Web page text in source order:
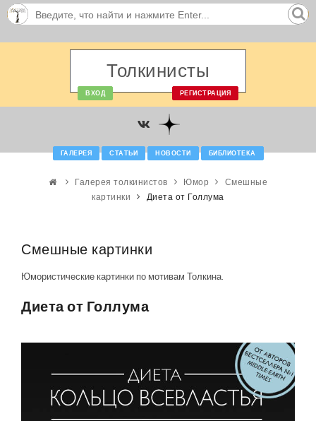
Толкинисты
ВХОД РЕГИСТРАЦИЯ
ГАЛЕРЕЯ СТАТЬИ НОВОСТИ БИБЛИОТЕКА
Галерея толкинистов Юмор
Смешные
картинки
Диета от Голлума
Смешные картинки
Юмористические картинки по мотивам Толкина.
Диета от Голлума